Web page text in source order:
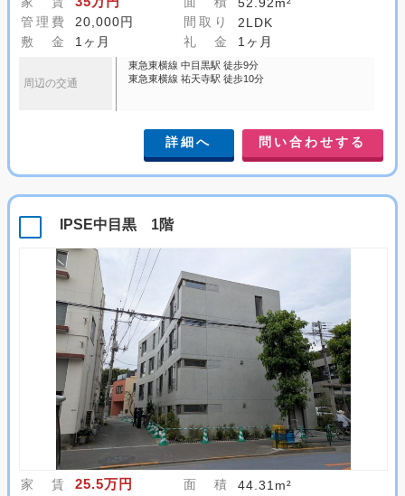
管理費
20,000円 間取り
2LDK
敷 金
1ヶ月 礼 金 1ヶ月
周辺の交通
東急東横線 中目黒駅 徒歩9分
東急東横線 祐天寺駅 徒歩10分
詳細へ 問い合わせする
IPSE中目黒 1階
家 賃 25.5万円 面 積
44.31m²